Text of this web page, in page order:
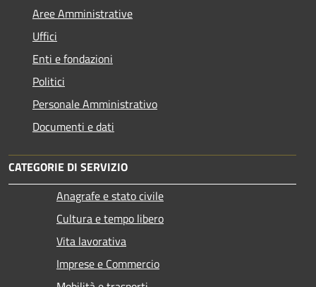
Aree Amministrative
Uffici
Enti e fondazioni
Politici
Personale Amministrativo
Documenti e dati
CATEGORIE DI SERVIZIO
Anagrafe e stato civile
Cultura e tempo libero
Vita lavorativa
Imprese e Commercio